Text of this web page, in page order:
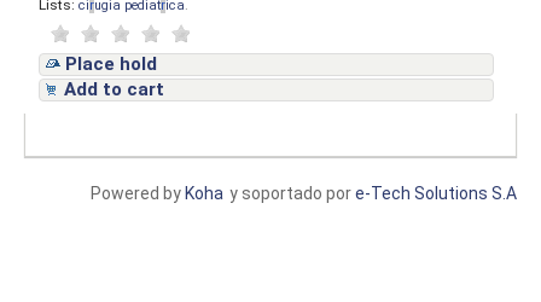
Lists: cirugia pediatrica
Place hold
Add to cart
y soportado pore-Tech Solutions S.A
Powered by Koha